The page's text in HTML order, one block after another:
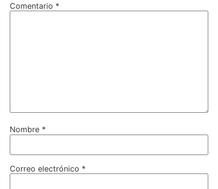
Comentario *
Nombre *
Correo electrónico *